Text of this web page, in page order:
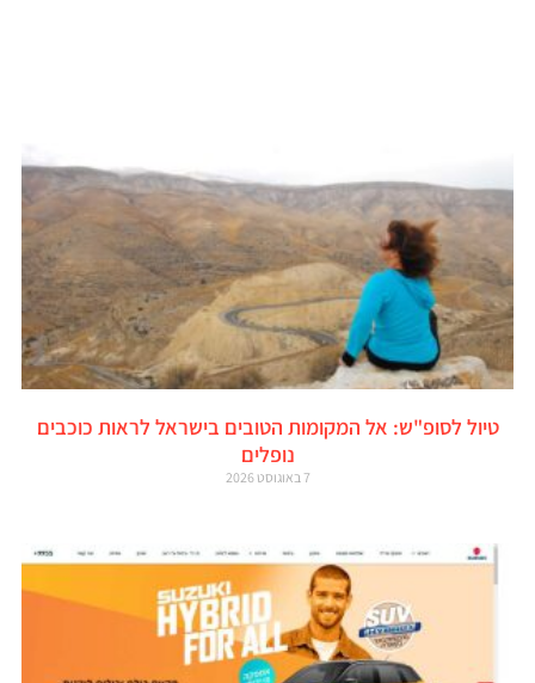
טיול לסופ"ש: אל המקומות הטובים בישראל לראות כוכבים
נופלים
7 באוגוסט 2026